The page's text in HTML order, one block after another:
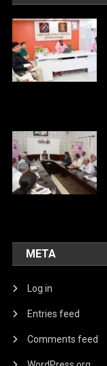
META
Log in
Entries feed
Comments feed